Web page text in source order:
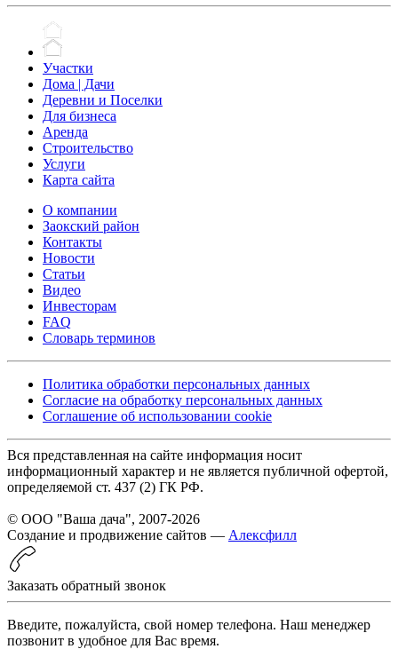
Участки
Дома | Дачи
Деревни и Поселки
Для бизнеса
Аренда
Строительство
Услуги
Карта сайта
О компании
Заокский район
Контакты
Новости
Статьи
Видео
Инвесторам
FAQ
Словарь терминов
Политика обработки персональных данных
Согласие на обработку персональных данных
Соглашение об использовании cookie
Вся представленная на сайте информация носит
информационный характер и не является публичной офертой,
определяемой ст. 437 (2) ГК РФ.
© ООО "Ваша дача", 2007-2026
Создание и продвижение сайтов — Алексфилл
Заказать обратный звонок
Введите, пожалуйста, свой номер телефона. Наш менеджер
позвонит в удобное для Вас время.